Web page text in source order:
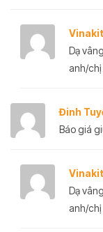
Dạ
anh/chị
Đinh
Báo giá
Dạ
anh/chị